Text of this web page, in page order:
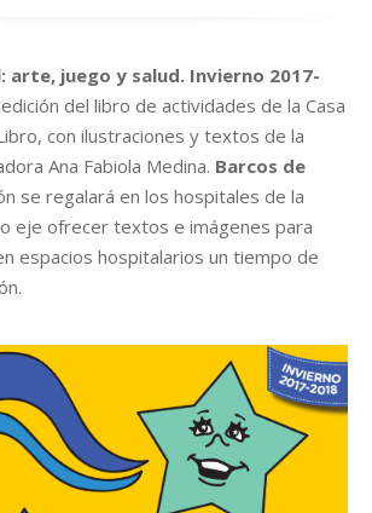
arte, juego y salud. Invierno 2017-
del libro de actividades de la Casa
con ilustraciones y textos de la
Ana Fabiola Medina. Barcos de
se regalará en los hospitales de la
eje ofrecer textos e imágenes para
espacios hospitalarios un tiempo de